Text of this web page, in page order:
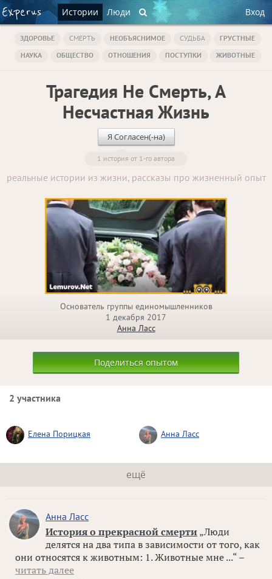
Истории Люди Вход
ЗДОРОВЬЕ СМЕРТЬ НЕОБЪЯСНИМОЕ СУДЬБА
ГРУСТНЫЕ
НАУКА
ОБЩЕСТВО ОТНОШЕНИЯ ПОСТУПКИ ЖИВОТНЫЕ
Трагедия Не Смерть, А
Несчастная Жизнь
Я Согласен(-на)
1 история от 1-го автора
реальные истории из жизни, рассказы про жизненный опыт
Основатель группы единомышленников
1 декабря 2017
Анна Ласс
Поделиться опытом
2 участника
Елена Порицкая Анна Ласс
ещё
Анна Ласс
История о прекрасной смерти „Люди
делятся на два типа в зависимости от того, как
они относятся к животным: 1. Животные мне ...“ –
читать далее